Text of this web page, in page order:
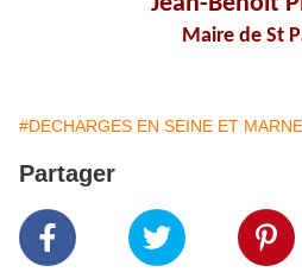
Maire de St
#DECHARGES EN SEINE ET MARNE
Partager